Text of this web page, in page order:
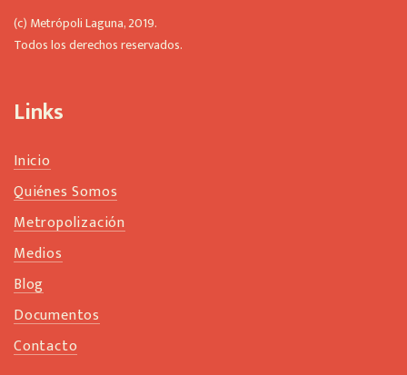
(c) Metrópoli Laguna, 2019.
Todos los derechos reservados.
Links
Inicio
Quiénes Somos
Metropolización
Medios
Blog
Documentos
Contacto